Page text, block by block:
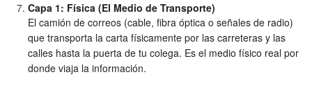
Capa 1: Física (El Medio de Transporte)
El camión de correos (cable, fibra óptica o señales de radio)
que transporta la carta físicamente por las carreteras y las
calles hasta la puerta de tu colega. Es el medio físico real por
donde viaja la información.